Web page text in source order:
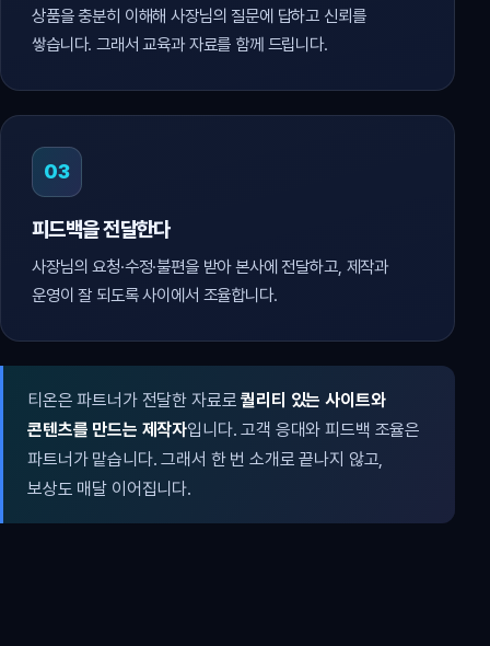
상품을 충분히 이해해 사장님의 질문에 답하고 신뢰를
쌓습니다. 그래서 교육과 자료를 함께 드립니다.
03
피드백을 전달한다
사장님의 요청·수정·불편을 받아 본사에 전달하고, 제작과
운영이 잘 되도록 사이에서 조율합니다.
티온은 파트너가 전달한 자료로퀄리티 있는 사이트와
콘텐츠를 만드는 제작자입니다. 고객 응대와 피드백 조율은
파트너가 맡습니다. 그래서 한 번 소개로 끝나지 않고,
보상도 매달 이어집니다.